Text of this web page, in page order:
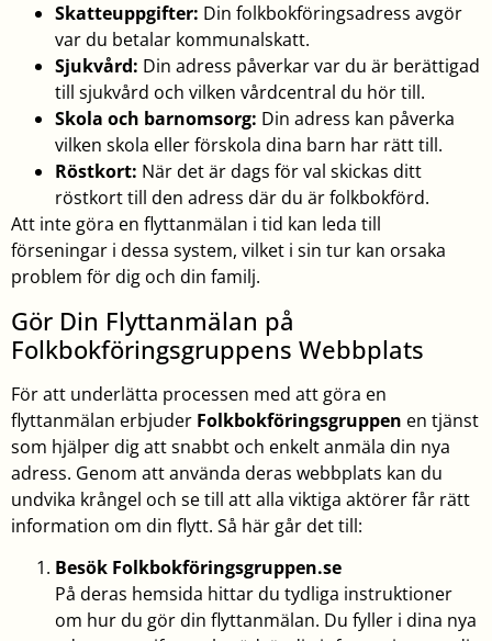
Skatteuppgifter: Din folkbokföringsadress avgör
var du betalar kommunalskatt.
Sjukvård: Din adress påverkar var du är berättigad
till sjukvård och vilken vårdcentral du hör till.
Skola och barnomsorg: Din adress kan påverka
vilken skola eller förskola dina barn har rätt till.
Röstkort: När det är dags för val skickas ditt
röstkort till den adress där du är folkbokförd.
Att inte göra en flyttanmälan i tid kan leda till
förseningar i dessa system, vilket i sin tur kan orsaka
problem för dig och din familj.
Gör Din Flyttanmälan på
Folkbokföringsgruppens Webbplats
För att underlätta processen med att göra en
flyttanmälan erbjuder Folkbokföringsgruppen en tjänst
som hjälper dig att snabbt och enkelt anmäla din nya
adress. Genom att använda deras webbplats kan du
undvika krångel och se till att alla viktiga aktörer får rätt
information om din flytt. Så här går det till:
Besök Folkbokföringsgruppen.se
På deras hemsida hittar du tydliga instruktioner
om hur du gör din flyttanmälan. Du fyller i dina nya